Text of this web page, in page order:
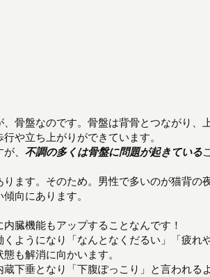
骨盤なのです。骨盤は背骨とつながり、
や立ち上がりができています。
、 不調の多くは骨盤に問題が起きている
ます。そのため。男性で多いのが猫背の
向にあります。
臓機能もアップすることなんです！
ようになり「なんとなくだるい」「疲れ
も解消に向かいます。
下垂となり「下腹ぽっこり」と言われる